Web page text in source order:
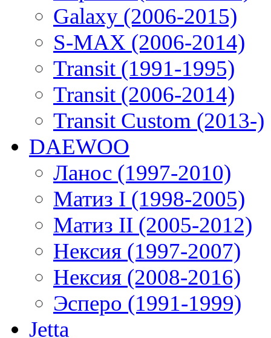
Galaxy (2006-2015)
S-MAX (2006-2014)
Transit (1991-1995)
Transit (2006-2014)
Transit Custom (2013-)
DAEWOO
Ланос (1997-2010)
Матиз I (1998-2005)
Матиз II (2005-2012)
Нексия (1997-2007)
Нексия (2008-2016)
Эсперо (1991-1999)
Jetta